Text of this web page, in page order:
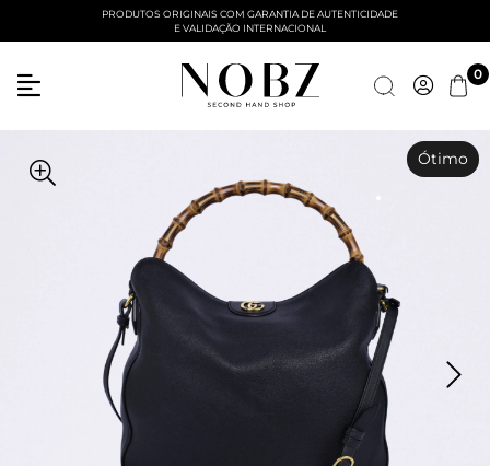
Entre com email ou cpf/cnpj
PRODUTOS ORIGINAIS COM GARANTIA DE AUTENTICIDADE
E VALIDAÇÃO INTERNACIONAL
0
Ótimo